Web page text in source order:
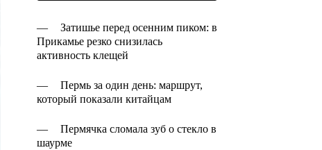
—
Затишье перед осенним пиком: в
Прикамье резко снизилась
активность клещей
—
Пермь за один день: маршрут,
который показали китайцам
—
Пермячка сломала зуб о стекло в
шаурме